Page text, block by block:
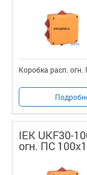
Коробка расп.
IEK UKF30-
огн. ПС